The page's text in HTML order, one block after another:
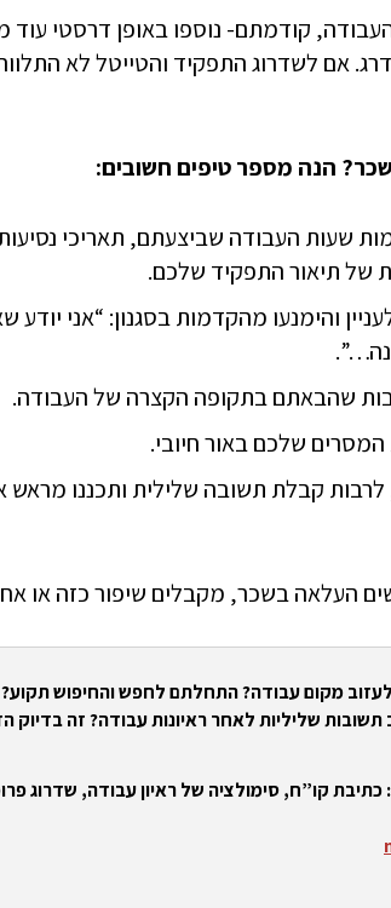
קודמתם- נוספו באופן דרסטי עוד
אם לשדרוג התפקיד והטייטל לא
הנה מספר טיפים חשובים:
שעות העבודה שביצעתם, תאריכי
של תיאור התפקיד שלכם.
והימנעו מהקדמות בסגנון: “אני יודע
שהבאתם בתקופה הקצרה של העבודה.
שלכם באור חיובי.
לרבות קבלת תשובה שלילית ותכננו
מקום עבודה? התחלתם לחפש והחיפוש
שליליות לאחר ראיונות עבודה? זה בדיוק
קו”ח, סימולציה של ראיון עבודה, שדרוג